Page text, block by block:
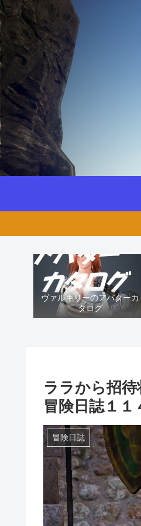
ヴァルキリーのアバターカ
タログ
ララから招
冒険日誌１１
冒険日誌